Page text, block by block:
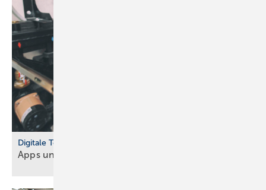
Digitale Tools
Apps und Soft­ware für Hand­werker und